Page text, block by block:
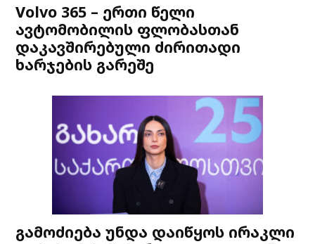
Volvo 365 – ერთი წელი
ავტომობილის ფლობასთან
დაკავშირებული ძირითადი
ხარჯების გარეშე
გამოძიება უნდა დაიწყოს ირაკლი